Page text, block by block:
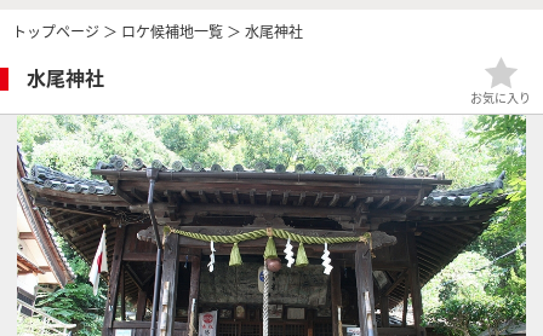
トップページ ＞ ロケ候補地一覧 ＞ 水尾神社
水尾神社
お気に入り